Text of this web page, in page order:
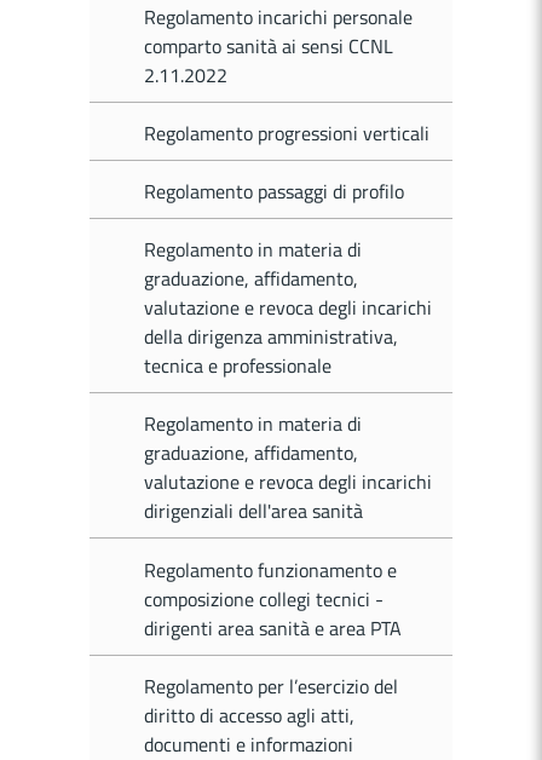
Regolamento incarichi personale
comparto sanità ai sensi CCNL
2.11.2022
Regolamento progressioni verticali
Regolamento passaggi di profilo
Regolamento in materia di
graduazione, affidamento,
valutazione e revoca degli incarichi
della dirigenza amministrativa,
tecnica e professionale
Regolamento in materia di
graduazione, affidamento,
valutazione e revoca degli incarichi
dirigenziali dell'area sanità
Regolamento funzionamento e
composizione collegi tecnici -
dirigenti area sanità e area PTA
Regolamento per l’esercizio del
diritto di accesso agli atti,
documenti e informazioni